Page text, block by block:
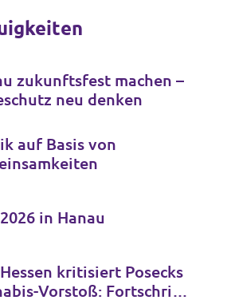
zukunftsfest machen –
neu denken
auf Basis von
in Hanau
kritisiert Posecks
Vorstoß: Fortschritt